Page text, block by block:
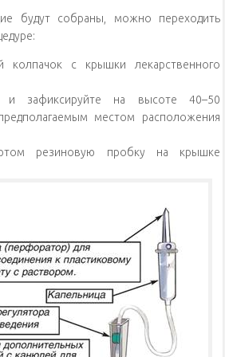
будут собраны, можно переходить
колпачок с крышки лекарственного
и зафиксируйте на высоте 40–50
местом расположения
резиновую пробку на крышке